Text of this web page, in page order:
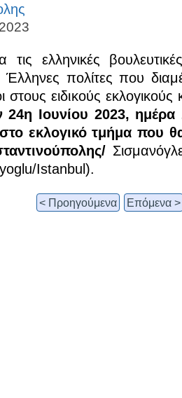
ελληνικές
πολίτες που
στους ειδικούς
24η Ιουνίου 2023,
εκλογικό τμήμα που
Istanbul).
< Προηγούμενα Επόμενα >